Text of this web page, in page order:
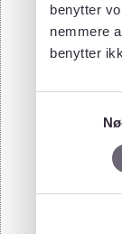
benytter
nemmere
benytter
84
85
86
88
93